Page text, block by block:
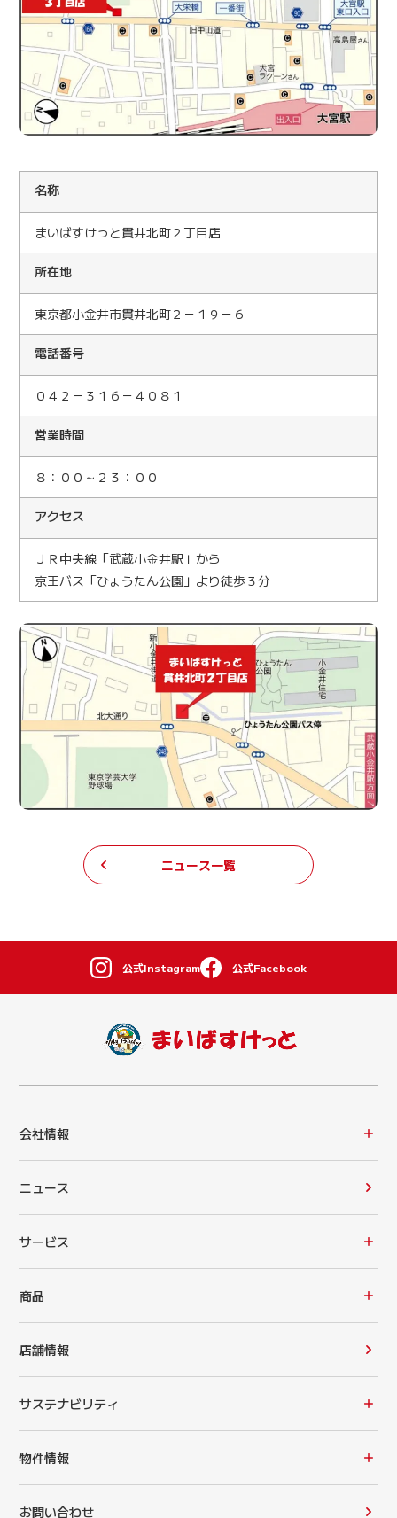
名称
まいばすけっと貫井北町２丁目店
所在地
東京都小金井市貫井北町２－１９－６
電話番号
０４２－３１６－４０８１
営業時間
８：００～２３：００
アクセス
ＪＲ中央線「武蔵小金井駅」から
京王バス「ひょうたん公園」より徒歩３分
ニュース一覧
公式Instagram 公式Facebook
会社情報
ニュース
サービス
商品
店舗情報
サステナビリティ
物件情報
お問い合わせ